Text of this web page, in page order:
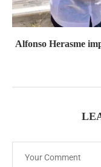
Alfonso Herasme